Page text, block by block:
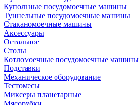
Купольные посудомоечные машины
Туннельные посудомоечные машины
Стаканомоечные машины
Аксессуары
Остальное
Столы
Котломоечные посудомоечные машины
Подставки
Механическое оборудование
Тестомесы
Миксеры планетарные
Мясорубки